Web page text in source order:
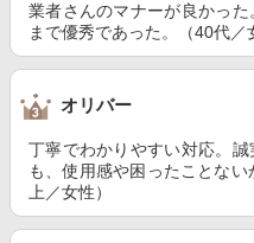
業者さんのマナーが良かっ
まで優秀であった。（40代／
オリバー
丁寧でわかりやすい対応。
も、使用感や困ったことな
上／女性）